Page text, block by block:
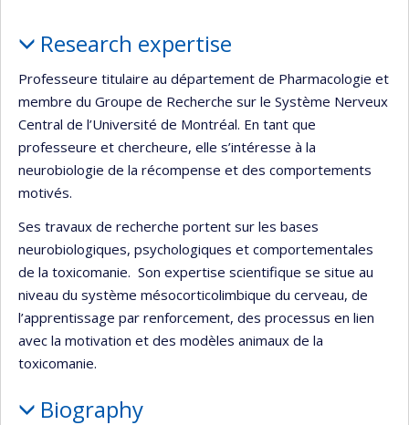
Research expertise
Professeure titulaire au département de Pharmacologie et
membre du Groupe de Recherche sur le Système Nerveux
Central de l’Université de Montréal. En tant que
professeure et chercheure, elle s’intéresse à la
neurobiologie de la récompense et des comportements
motivés.
Ses travaux de recherche portent sur les bases
neurobiologiques, psychologiques et comportementales
de la toxicomanie. Son expertise scientifique se situe au
niveau du système mésocorticolimbique du cerveau, de
l’apprentissage par renforcement, des processus en lien
avec la motivation et des modèles animaux de la
toxicomanie.
Biography